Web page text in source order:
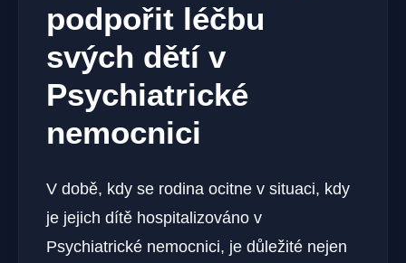
podpořit léčbu
svých dětí v
Psychiatrické
nemocnici
V době, kdy se rodina ocitne v situaci, kdy
je jejich dítě hospitalizováno v
Psychiatrické nemocnici, je důležité nejen